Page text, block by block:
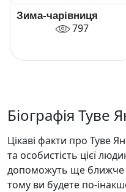
Зима-чарівниця
797
Біографія Туве
Цікаві факти про Туве
та особистість цієї
допоможуть ще ближче
тому ви будете по-